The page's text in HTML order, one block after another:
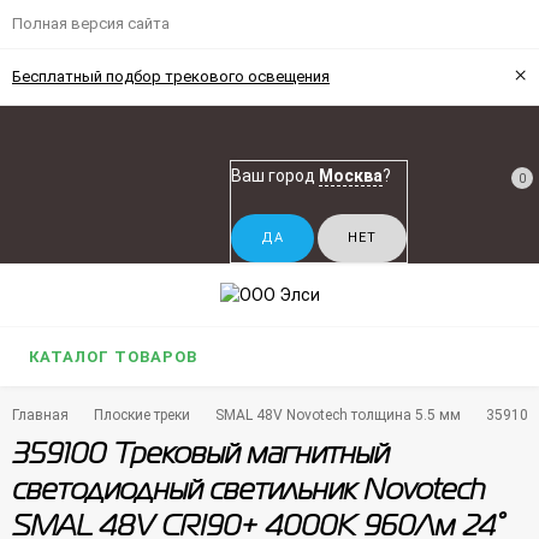
Полная версия сайта
Бесплатный подбор трекового освещения ×
Ваш город Москва? 0
КАТАЛОГ ТОВАРОВ
Главная Плоские треки SMAL 48V Novotech толщина 5.5 мм
359100 Трековый магнитный
светодиодный светильник Novotech
SMAL 48V CRI90+ 4000К 960Лм 24°